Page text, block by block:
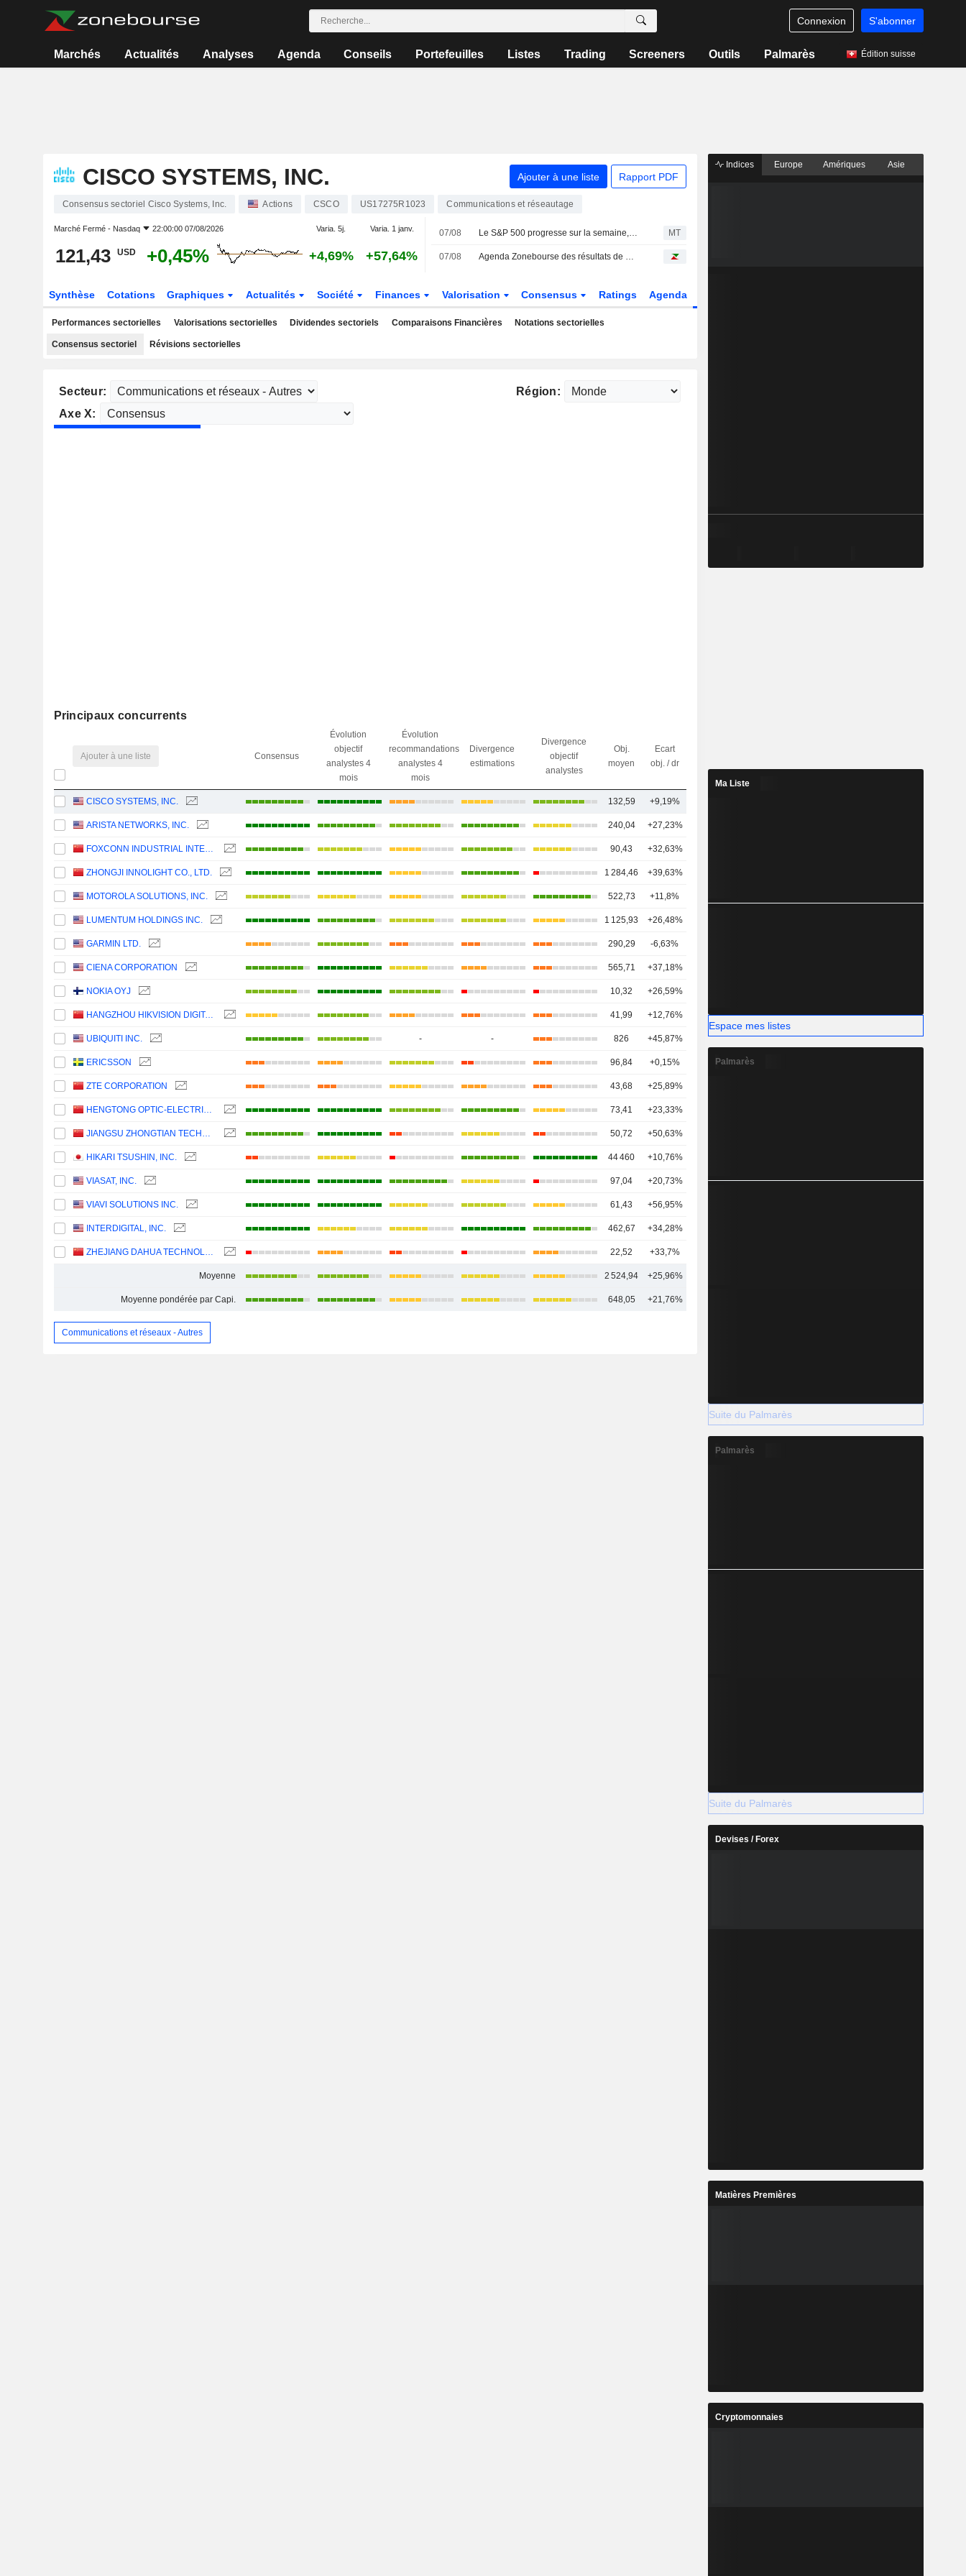
Connexion S'abonner
Marchés Actualités Analyses Agenda Conseils Portefeuilles Listes Trading Screeners Outils Palmarès Édition suisse
CISCO SYSTEMS, INC. Ajouter à une liste Rapport PDF
Consensus sectoriel Cisco Systems, Inc. Actions CSCO US17275R1023 Communications et réseautage
Marché Fermé - Nasdaq 22:00:00 07/08/2026 Varia. 5j. Varia. 1 janv.
121,43 USD +0,45% +4,69% +57,64%
07/08 Le S&P 500 progresse sur la semaine, porté par l'envolée des géants de la technologie MT
07/08 Agenda Zonebourse des résultats de sociétés : semaine du 10 au 14 août 2026
Synthèse Cotations Graphiques Actualités Société Finances Valorisation Consensus Ratings Agenda
Performances sectorielles Valorisations sectorielles Dividendes sectoriels Comparaisons Financières Notations sectorielles
Consensus sectoriel Révisions sectorielles
Secteur:
Région:
Axe X:
Principaux concurrents
Ajouter à une liste Consensus
Évolution
objectif
analystes 4
mois
Évolution
recommandations
analystes 4
mois
Divergence
estimations
Divergence
objectif
analystes
Obj.
moyen
Ecart
obj. / dr
CISCO SYSTEMS, INC. 132,59 +9,19%
ARISTA NETWORKS, INC. 240,04 +27,23%
FOXCONN INDUSTRIAL INTERNET CO., LTD. 90,43 +32,63%
ZHONGJI INNOLIGHT CO., LTD. 1 284,46 +39,63%
MOTOROLA SOLUTIONS, INC. 522,73 +11,8%
LUMENTUM HOLDINGS INC. 1 125,93 +26,48%
GARMIN LTD. 290,29 -6,63%
CIENA CORPORATION 565,71 +37,18%
NOKIA OYJ 10,32 +26,59%
HANGZHOU HIKVISION DIGITAL TECHNOLOGY CO., LTD. 41,99 +12,76% 8
UBIQUITI INC. - - 826 +45,87% 2
ERICSSON 96,84 +0,15%
ZTE CORPORATION 43,68 +25,89%
HENGTONG OPTIC-ELECTRIC CO., LTD. 73,41 +23,33%
JIANGSU ZHONGTIAN TECHNOLOGY CO., LTD. 50,72 +50,63%
HIKARI TSUSHIN, INC. 44 460 +10,76%
VIASAT, INC. 97,04 +20,73% 10
VIAVI SOLUTIONS INC. 61,43 +56,95%
INTERDIGITAL, INC. 462,67 +34,28%
ZHEJIANG DAHUA TECHNOLOGY CO., LTD. 22,52 +33,7%
Moyenne 2 524,94 +25,96%
Moyenne pondérée par Capi. 648,05 +21,76%
Communications et réseaux - Autres
Indices Europe Amériques Asie
Ma Liste
Espace mes listes
Palmarès
Suite du Palmarès
Palmarès
Suite du Palmarès
Devises / Forex
Matières Premières
Cryptomonnaies